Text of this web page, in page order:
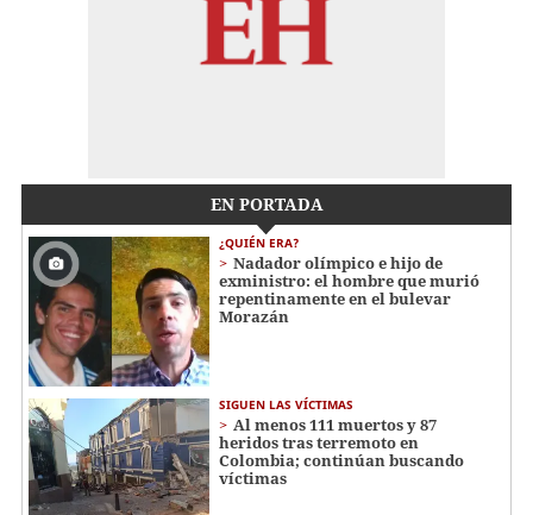
EN PORTADA
¿QUIÉN ERA?
Nadador olímpico e hijo de
exministro: el hombre que murió
repentinamente en el bulevar
Morazán
SIGUEN LAS VÍCTIMAS
Al menos 111 muertos y 87
heridos tras terremoto en
Colombia; continúan buscando
víctimas